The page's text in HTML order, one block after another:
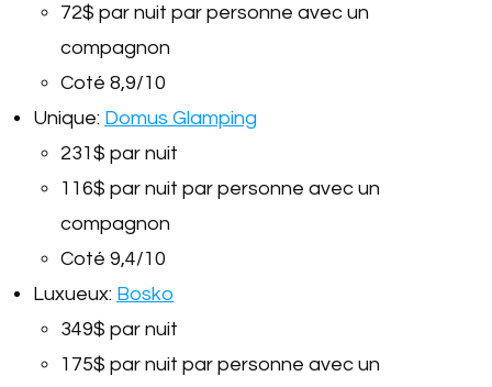
72$ par nuit par personne avec un
compagnon
Coté 8,9/10
Unique: Domus Glamping
231$ par nuit
116$ par nuit par personne avec un
compagnon
Coté 9,4/10
Luxueux: Bosko
349$ par nuit
175$ par nuit par personne avec un